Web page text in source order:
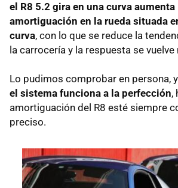
el R8 5.2 gira en una curva
amortiguación en la rueda situada
curva, con lo que se reduce la
la carrocería y la respuesta se
Lo pudimos comprobar en persona,
el sistema funciona a la perfección,
amortiguación del R8 esté siempre
preciso.